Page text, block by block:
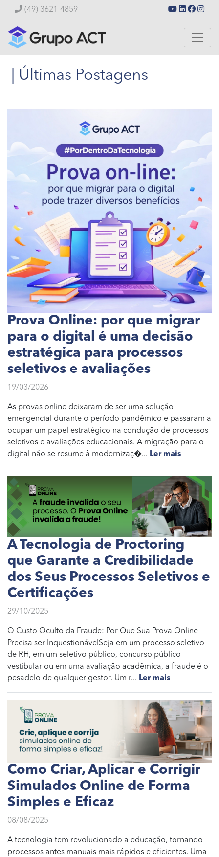
(49) 3621-4859
| Últimas Postagens
Prova Online: por que migrar
para o digital é uma decisão
estratégica para processos
seletivos e avaliações
19/03/2026
As provas online deixaram de ser uma solução
emergencial durante o período pandêmico e passaram a
ocupar um papel estratégico na condução de processos
seletivos e avaliações educacionais. A migração para o
digital não se resume à modernizaç�... Ler mais
A Tecnologia de Proctoring
que Garante a Credibilidade
dos Seus Processos Seletivos e
Certificações
29/10/2025
O Custo Oculto da Fraude: Por Que Sua Prova Online
Precisa ser InquestionávelSeja em um processo seletivo
de RH, em um seletivo público, concurso público
vestibular ou em uma avaliação acadêmica, a fraude é o
pesadelo de qualquer gestor. Um r... Ler mais
Como Criar, Aplicar e Corrigir
Simulados Online de Forma
Simples e Eficaz
08/08/2025
A tecnologia tem revolucionado a educação, tornando
processos antes manuais mais rápidos e eficientes. Uma